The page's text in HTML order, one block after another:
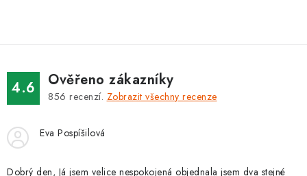
ZNAČKY
Kontakty Slovník pojmů
Podmínky ochrany osobních údajů
Doprava a platba
4.6 Ověřeno zákazníky
856 recenzí. Zobrazit všechny recenze
Eva Pospíšilová
Dobrý den, Já jsem velice nespokojená objednala jsem dva stejné